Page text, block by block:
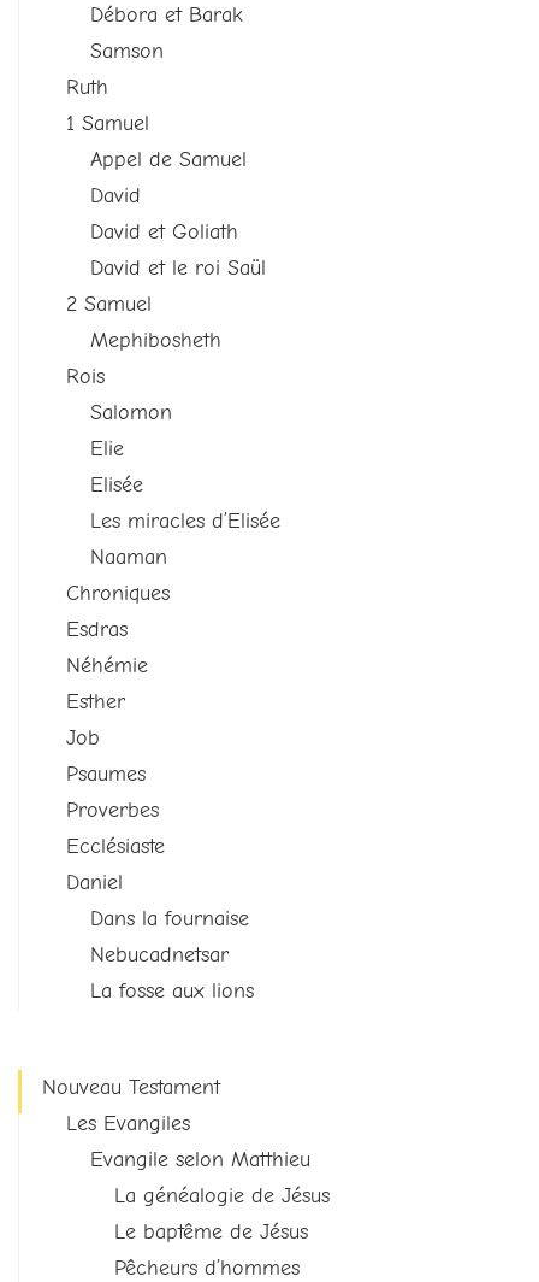
Débora et Barak
Samson
Ruth
1 Samuel
Appel de Samuel
David
David et Goliath
David et le roi Saül
2 Samuel
Mephibosheth
Rois
Salomon
Elie
Elisée
Les miracles d’Elisée
Naaman
Chroniques
Esdras
Néhémie
Esther
Job
Psaumes
Proverbes
Ecclésiaste
Daniel
Dans la fournaise
Nebucadnetsar
La fosse aux lions
Nouveau Testament
Les Evangiles
Evangile selon Matthieu
La généalogie de Jésus
Le baptême de Jésus
Pêcheurs d’hommes